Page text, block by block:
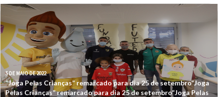
5 DE MAIO DE 2022
“Joga Pelas Crianças” remarcado para dia 25 de setembro“Joga
Pelas Crianças” remarcado para dia 25 de setembro“Joga Pelas